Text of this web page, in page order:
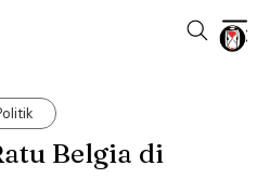
Belgia di